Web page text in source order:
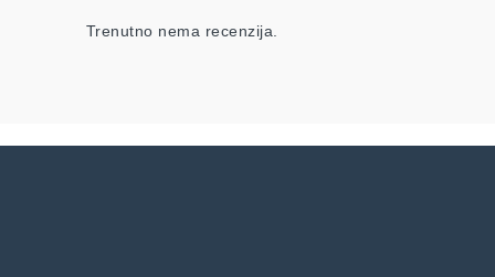
Trenutno nema recenzija.